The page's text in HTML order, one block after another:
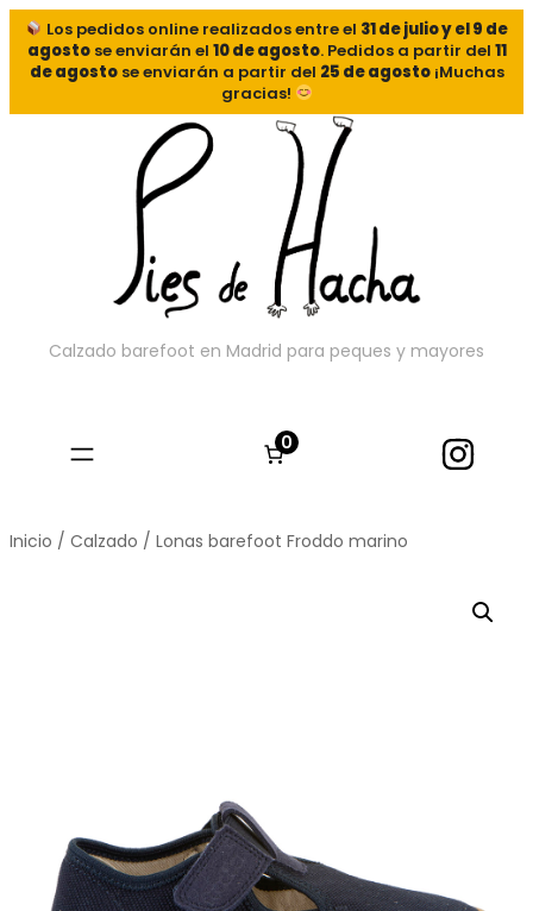
Los pedidos online realizados entre el 31 de julio y el 9 de
agostose enviarán el 10 de agosto. Pedidos a partir del 11
de agostose enviarán a partir del 25 de agosto¡Muchas
gracias!
Calzado barefoot en Madrid para peques y mayores
0
Inicio / Calzado / Lonas barefoot Froddo marino